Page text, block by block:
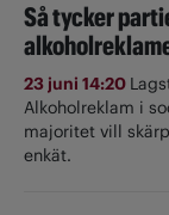
Så tycker
23 juni 14:20
Alkoholreklam i
majoritet vill
enkät.